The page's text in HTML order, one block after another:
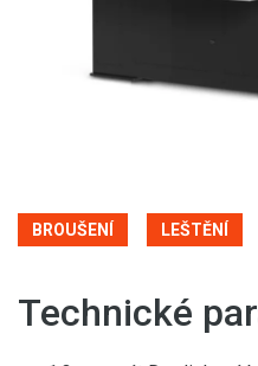
BROUŠENÍ LEŠTĚNÍ
Technické